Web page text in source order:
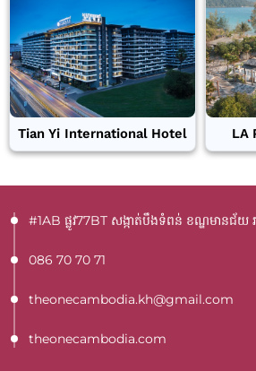
Tian Yi International Hotel LA
#1AB ផ្លូវ77BT​ សង្កាត់បឹងទំពន់ ខណ្ឌមានជ័យ រ
086 70 70 71
theonecambodia.kh@gmail.com
theonecambodia.com